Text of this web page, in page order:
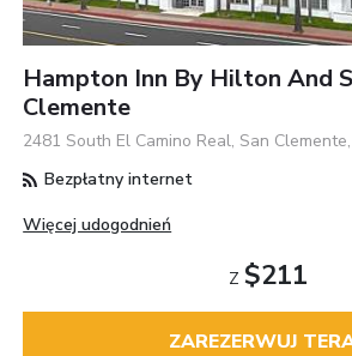
Hampton Inn By Hilton And
Clemente
2481 South El Camino Real, San
Bezpłatny internet
Więcej udogodnień
Z $211
ZAREZERWUJ